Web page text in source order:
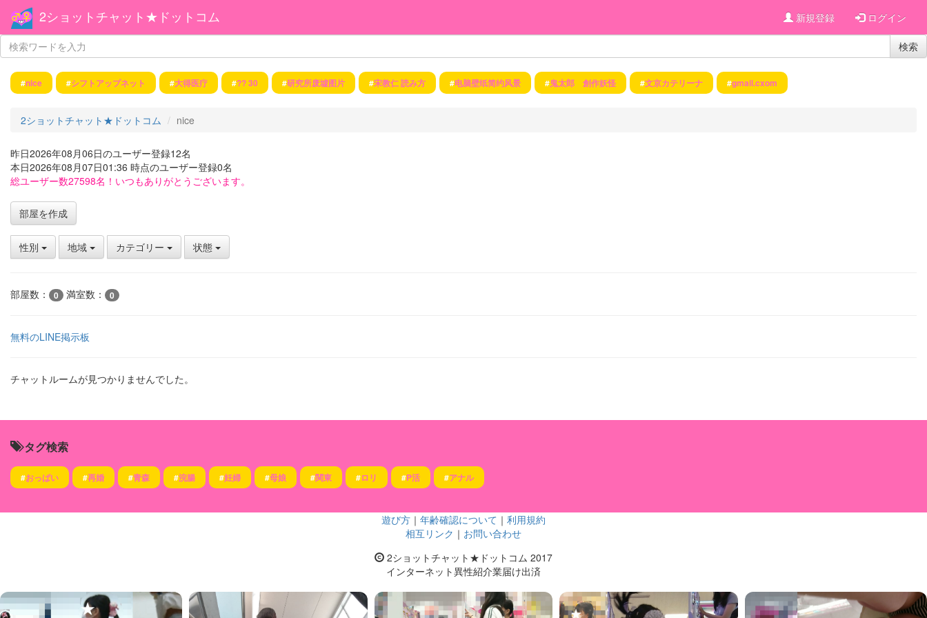
2ショットチャット★ドットコム 新規登録 ログイン
検索
#nice #シフトアップネット #大得医疗 #?? 30 #研究所废墟图片 #宋教仁 読み方 #电脑壁纸简约风景 #鬼太郎 創作妖怪 #文京カテリーナ #gmail.cxom
2ショットチャット★ドットコム nice
昨日2026年08月06日のユーザー登録12名
本日2026年08月07日01:36 時点のユーザー登録0名
総ユーザー数27598名！いつもありがとうございます。
部屋を作成
性別 地域 カテゴリー 状態
部屋数： 0 満室数： 0
無料のLINE掲示板
チャットルームが見つかりませんでした。
タグ検索
#おっぱい #再婚 #青森 #浣腸 #妊婦 #母娘 #関東 #ロリ #P活 #アナル
遊び方 ｜ 年齢確認について ｜ 利用規約
相互リンク ｜ お問い合わせ
2ショットチャット★ドットコム 2017
インターネット異性紹介業届け出済